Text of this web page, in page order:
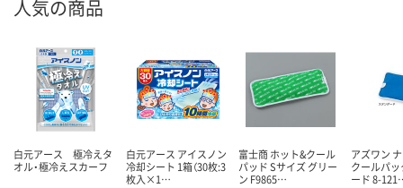
人気の商品
白元アース 極冷えタ
オル・極冷えスカーフ
白元アース アイスノン
冷却シート 1箱（30枚:3
枚入×1…
富士商 ホット&クール
パッド Sサイズ グリー
ン F9865…
アズワン
クールパ
ード 8-